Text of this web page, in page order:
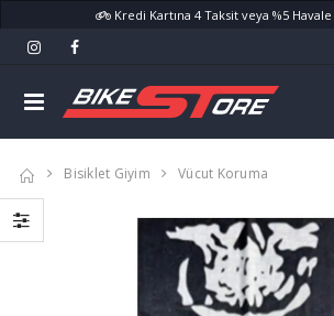
Kredi Kartına 4 Taksit veya %5
Bisiklet Giyim Vücut Koruma